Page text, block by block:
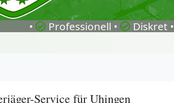
• Professionell • Diskret •
Service für Uhingen